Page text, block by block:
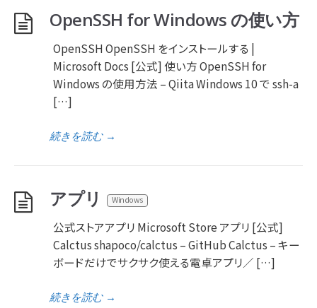
OpenSSH for Windows の使い方
OpenSSH OpenSSH をインストールする |
Microsoft Docs [公式] 使い方 OpenSSH for
Windows の使用方法 – Qiita Windows 10 で ssh-a
[…]
続きを読む→
アプリ Windows
公式ストアアプリ Microsoft Store アプリ [公式]
Calctus shapoco/calctus – GitHub Calctus – キー
ボードだけでサクサク使える電卓アプリ／ […]
続きを読む→